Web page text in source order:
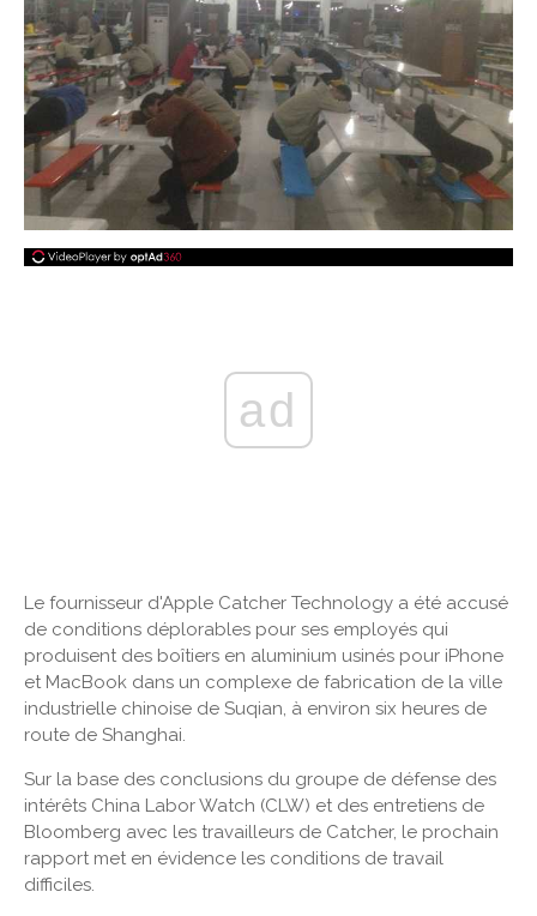
ad
Le fournisseur d'Apple Catcher Technology a été accusé
de conditions déplorables pour ses employés qui
produisent des boîtiers en aluminium usinés pour iPhone
et MacBook dans un complexe de fabrication de la ville
industrielle chinoise de Suqian, à environ six heures de
route de Shanghai.
Sur la base des conclusions du groupe de défense des
intérêts China Labor Watch (CLW) et des entretiens de
Bloomberg avec les travailleurs de Catcher, le prochain
rapport met en évidence les conditions de travail
difficiles.